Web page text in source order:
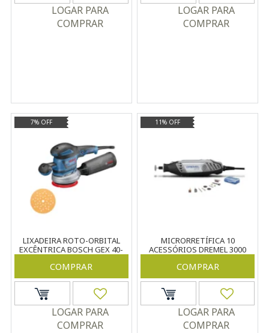
LOGAR PARA
COMPRAR
LOGAR PARA
COMPRAR
7% OFF
LIXADEIRA ROTO-ORBITAL
EXCÊNTRICA BOSCH GEX 40-
COMPRAR
LOGAR PARA
COMPRAR
11% OFF
MICRORRETÍFICA 10
ACESSÓRIOS DREMEL 3000
COMPRAR
LOGAR PARA
COMPRAR